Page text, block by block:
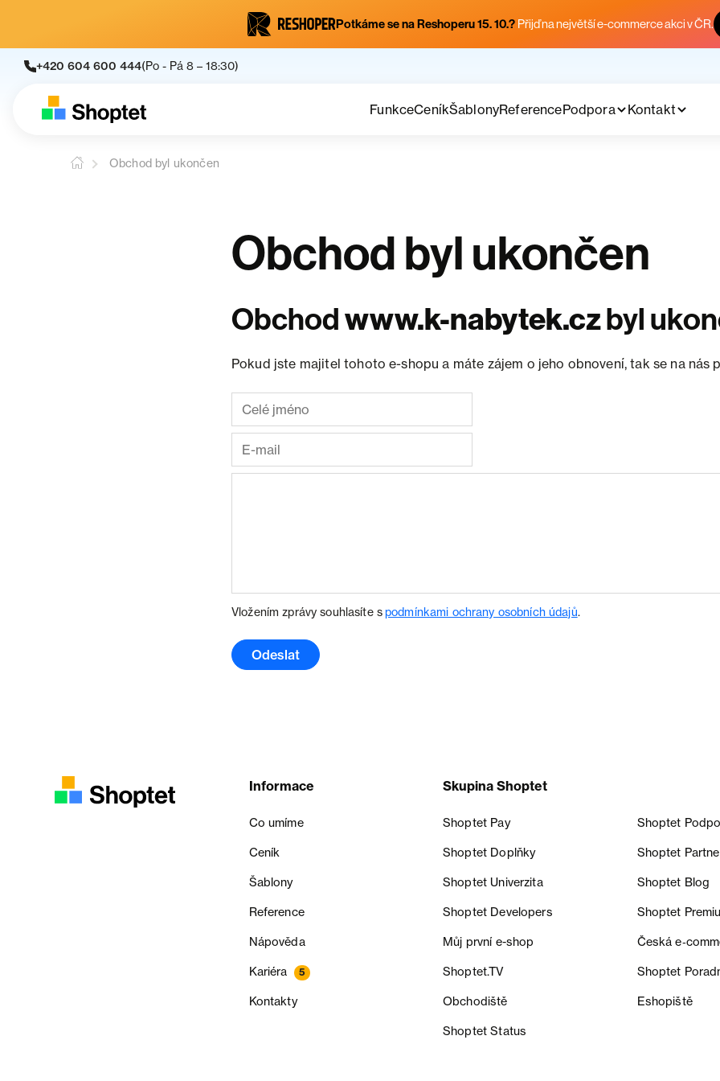
Potkáme se na Reshoperu 15. 10.? Přijď na největší e-commerce akci v ČR.
+420 604 600 444(Po - Pá 8 – 18:30)
FunkceCeníkŠablonyReferencePodpora Kontakt
Obchod byl ukončen
Obchod byl ukončen
Obchodwww.k-nabytek.czbyl
Pokud jste majitel tohoto e-shopu a máte zájem o jeho obnovení, tak se na nás
Vložením zprávy souhlasíte spodmínkami ochrany osobních údajů.
Odeslat
Informace
Co umíme
Ceník
Šablony
Reference
Nápověda
Kariéra 5
Kontakty
Skupina Shoptet
Shoptet Pay Shoptet
Shoptet Doplňky Shoptet
Shoptet Univerzita Shoptet Blog
Shoptet Developers Shoptet
Můj první e-shop Česká
Shoptet.TV Shoptet
Obchodiště Eshopiště
Shoptet Status